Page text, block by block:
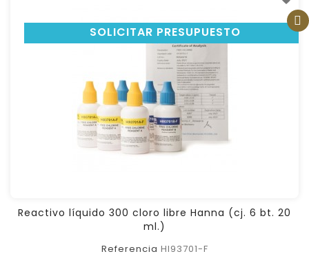
SOLICITAR PRESUPUESTO
Reactivo líquido 300 cloro libre Hanna (cj. 6 bt. 20
ml.)
Referencia HI93701-F